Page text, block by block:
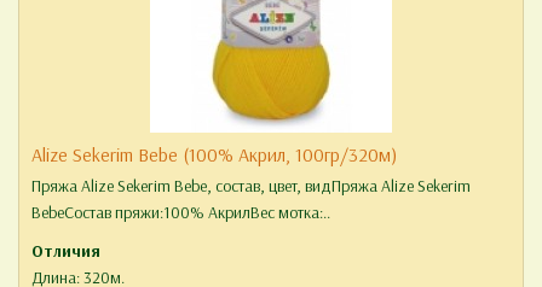
Alize Sekerim Bebe (100% Акрил, 100гр/320м)
Пряжа Alize Sekerim Bebe, состав, цвет, видПряжа Alize Sekerim
BebeСостав пряжи:100% АкрилВес мотка:..
Отличия
Длина: 320м.